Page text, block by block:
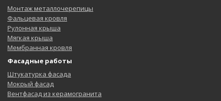
Монтаж металлочерепицы
Фальцевая кровля
Рулонная крыша
Мягкая крыша
Мембранная кровля
Фасадные работы
Штукатурка фасада
Мокрый фасад
Вентфасад из керамогранита